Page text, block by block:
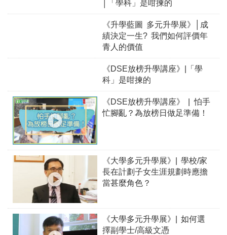
│「學科」是咁揀的
《升學藍圖 多元升學展》│成
績決定一生? 我們如何評價年
青人的價值
《DSE放榜升學講座》|「學
科」是咁揀的
《DSE放榜升學講座》 | 怕手
忙腳亂？為放榜日做足準備！
《大學多元升學展》| 學校/家
長在計劃子女生涯規劃時應擔
當甚麼角色？
《大學多元升學展》| 如何選
擇副學士/高級文憑